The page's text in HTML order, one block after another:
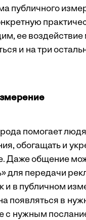
публичного
ее воздействие
и на три
помогает
обогащать и
Даже общение
для передачи
и в публичном
появляться в
с нужным